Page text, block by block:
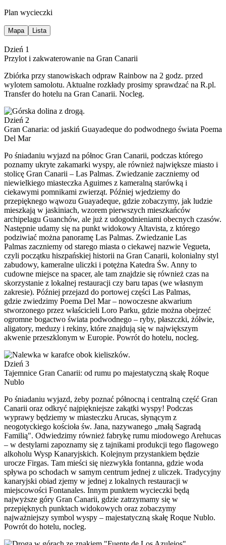
Plan wycieczki
Mapa Lista
Dzień 1
Przylot i zakwaterowanie na Gran Canarii
Zbiórka przy stanowiskach odpraw Rainbow na 2 godz. przed
wylotem samolotu. Aktualne rozkłady prosimy sprawdzać na R.pl.
Transfer do hotelu na Gran Canarii. Nocleg.
Dzień 2
Gran Canaria: od jaskiń Guayadeque do podwodnego świata Poema
Del Mar
Po śniadaniu wyjazd na północ Gran Canarii, podczas którego
poznamy ukryte zakamarki wyspy, ale również największe miasto i
stolicę Gran Canarii – Las Palmas. Zwiedzanie zaczniemy od
niewielkiego miasteczka Aguimes z kameralną starówką i
ciekawymi pomnikami zwierząt. Później wjedziemy do
przepięknego wąwozu Guayadeque, gdzie zobaczymy, jak ludzie
mieszkają w jaskiniach, wzorem pierwszych mieszkańców
archipelagu Guanchów, ale już z udogodnieniami obecnych czasów.
Następnie udamy się na punkt widokowy Altavista, z którego
podziwiać można panoramę Las Palmas. Zwiedzanie Las
Palmas zaczniemy od starego miasta o ciekawej nazwie Vegueta,
czyli początku hiszpańskiej historii na Gran Canarii, kolonialny styl
zabudowy, kameralne uliczki i potężna Katedra Św. Anny to
cudowne miejsce na spacer, ale tam znajdzie się również czas na
skorzystanie z lokalnej restauracji czy baru tapas (we własnym
zakresie). Później przejazd do portowej części Las Palmas,
gdzie zwiedzimy Poema Del Mar – nowoczesne akwarium
stworzonego przez właścicieli Loro Parku, gdzie można obejrzeć
ogromne bogactwo świata podwodnego – ryby, płaszczki, żółwie,
aligatory, meduzy i rekiny, które znajdują się w największym
akwenie przeszklonym w Europie. Powrót do hotelu, nocleg.
Dzień 3
Tajemnice Gran Canarii: od rumu po majestatyczną skałę Roque
Nublo
Po śniadaniu wyjazd, żeby poznać północną i centralną część Gran
Canarii oraz odkryć najpiękniejsze zakątki wyspy! Podczas
wyprawy będziemy w miasteczku Arucas, słynącym z
neogotyckiego kościoła św. Jana, nazywanego „małą Sagradą
Familią". Odwiedzimy również fabrykę rumu miodowego Arehucas
– w destylarni zapoznamy się z tajnikami produkcji tego flagowego
alkoholu Wysp Kanaryjskich. Kolejnym przystankiem będzie
urocze Firgas. Tam mieści się niezwykła fontanna, gdzie woda
spływa po schodach w samym centrum jednej z uliczek. Tradycyjny
kanaryjski obiad zjemy w jednej z lokalnych restauracji w
miejscowości Fontanales. Innym punktem wycieczki będą
najwyższe góry Gran Canarii, gdzie zatrzymamy się w
przepięknych punktach widokowych oraz zobaczymy
najważniejszy symbol wyspy – majestatyczną skałę Roque Nublo.
Powrót do hotelu, nocleg.